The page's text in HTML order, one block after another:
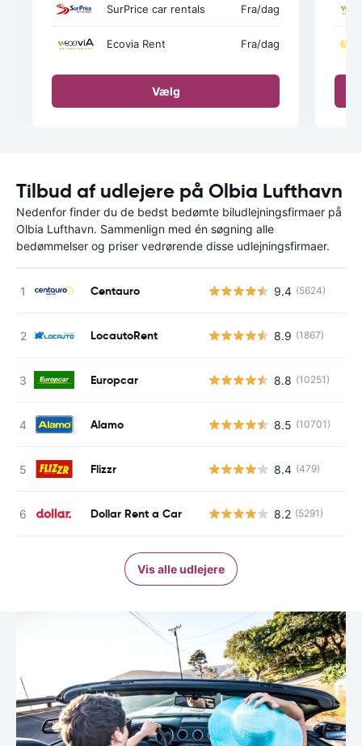
SurPrice car rentals Fra/dag
Ecovia Rent Fra/dag
Vælg
Tilbud af udlejere på Olbia Lufthavn
Nedenfor finder du de bedst bedømte biludlejningsfirmaer på
Olbia Lufthavn. Sammenlign med én søgning alle
bedømmelser og priser vedrørende disse udlejningsfirmaer.
Centauro 9.4 (5624)
LocautoRent 8.9 (1867)
Europcar 8.8 (10251)
Alamo 8.5 (10701)
Flizzr 8.4 (479)
Dollar Rent a Car 8.2 (5291)
Vis alle udlejere